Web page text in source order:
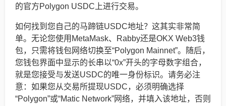
的官方Polygon USDC上进行交易。
如何找到您自己的马蹄链USDC地址？这其实非常简
单。无论您使用MetaMask、Rabby还是OKX Web3钱
包，只需将钱包网络切换至“Polygon Mainnet”。随后，
您钱包界面中显示的长串以“0x”开头的字母数字组合，
就是您接受与发送USDC的唯一身份标识。请务必注
意：如果您从交易所提现USDC，必须明确选择
“Polygon”或“Matic Network”网络，并填入该地址，否则